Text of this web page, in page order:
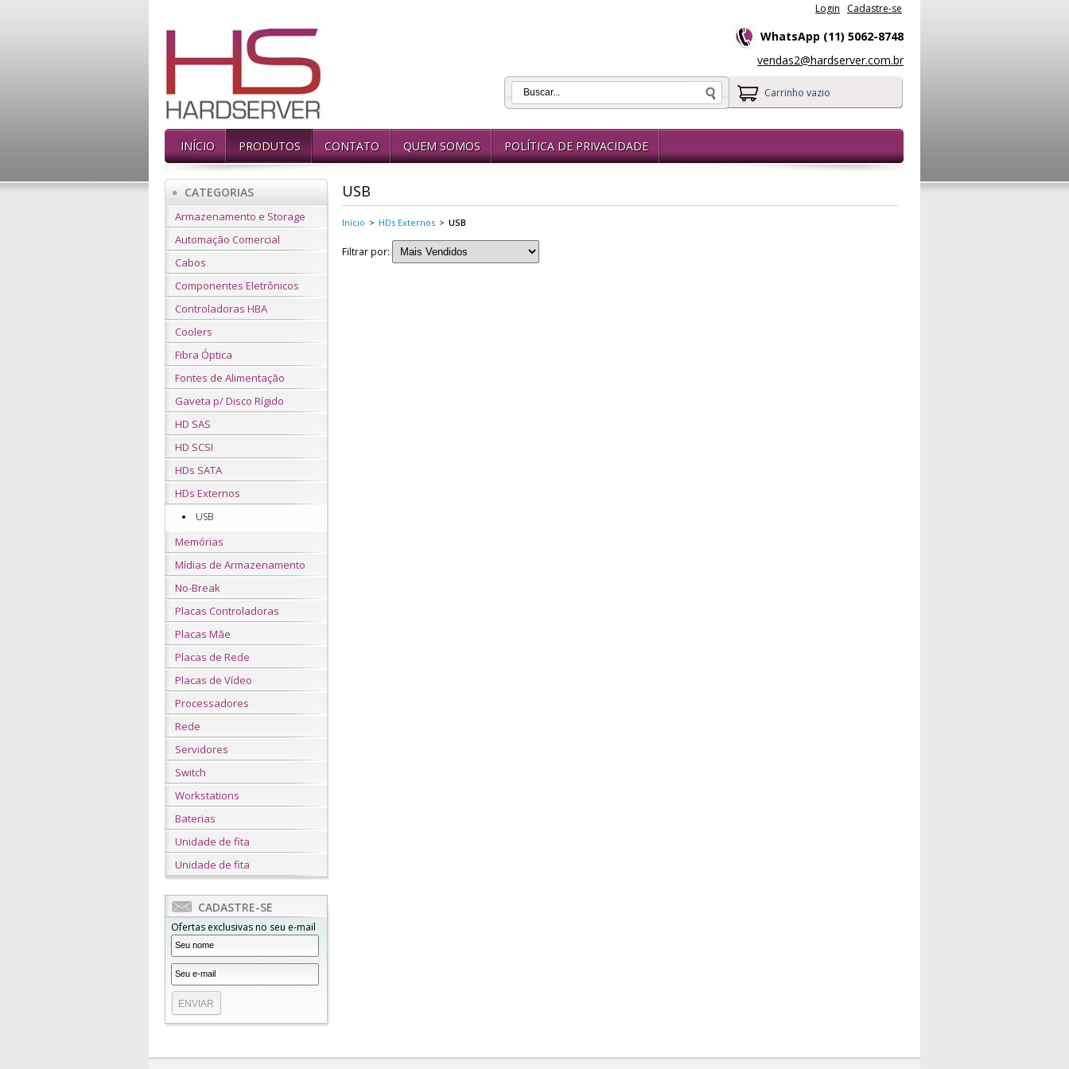
Login Cadastre-se
WhatsApp (11) 5062-8748
vendas2@hardserver.com.br
Carrinho vazio
INÍCIO PRODUTOS CONTATO QUEM SOMOS POLÍTICA DE PRIVACIDADE
CATEGORIAS
Armazenamento e Storage
Automação Comercial
Cabos
Componentes Eletrônicos
Controladoras HBA
Coolers
Fibra Óptica
Fontes de Alimentação
Gaveta p/ Disco Rígido
HD SAS
HD SCSI
HDs SATA
HDs Externos
USB
Memórias
Mídias de Armazenamento
No-Break
Placas Controladoras
Placas Mãe
Placas de Rede
Placas de Vídeo
Processadores
Rede
Servidores
Switch
Workstations
Baterias
Unidade de fita
Unidade de fita
CADASTRE-SE
Ofertas exclusivas no seu e-mail
USB
Início > HDs Externos > USB
Filtrar por: